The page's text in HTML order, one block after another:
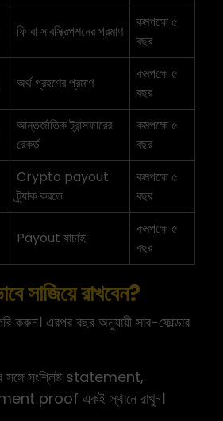
ফি বা সাবস্ক্রিপশনের প্রমাণ
কমপক্ষে ৫
বছর
অর্থ গ্রহণের প্রমাণ
কমপক্ষে ৫
বছর
আন্তর্জাতিক ট্রান্সফারের
রেকর্ড
কমপক্ষে ৫
বছর
Crypto payout
ট্র্যাক করতে
কমপক্ষে ৫
বছর
Payout যাচাই
কমপক্ষে ৫
বছর
সাজিয়ে রাখবেন?
করুন। এরপর বছর অনুযায়ী সাব-ফোল্ডার
সংশ্লিষ্ট statement,
proof একই স্থানে রাখুন।